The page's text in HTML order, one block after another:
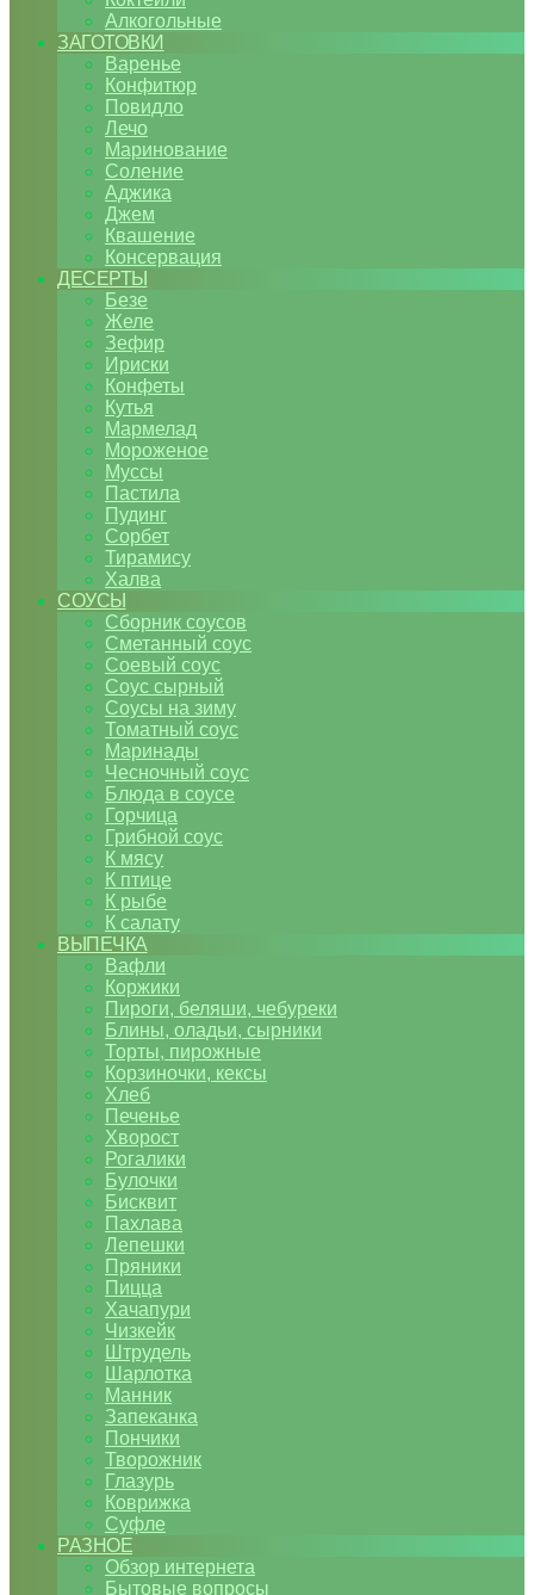
Алкогольные
ЗАГОТОВКИ
Варенье
Конфитюр
Повидло
Лечо
Маринование
Соление
Аджика
Джем
Квашение
Консервация
ДЕСЕРТЫ
Безе
Желе
Зефир
Ириски
Конфеты
Кутья
Мармелад
Мороженое
Муссы
Пастила
Пудинг
Сорбет
Тирамису
Халва
СОУСЫ
Сборник соусов
Сметанный соус
Соевый соус
Соус сырный
Соусы на зиму
Томатный соус
Маринады
Чесночный соус
Блюда в соусе
Горчица
Грибной соус
К мясу
К птице
К рыбе
К салату
ВЫПЕЧКА
Вафли
Коржики
Пироги, беляши, чебуреки
Блины, оладьи, сырники
Торты, пирожные
Корзиночки, кексы
Хлеб
Печенье
Хворост
Рогалики
Булочки
Бисквит
Пахлава
Лепешки
Пряники
Пицца
Хачапури
Чизкейк
Штрудель
Шарлотка
Манник
Запеканка
Пончики
Творожник
Глазурь
Коврижка
Суфле
РАЗНОЕ
Обзор интернета
Бытовые вопросы